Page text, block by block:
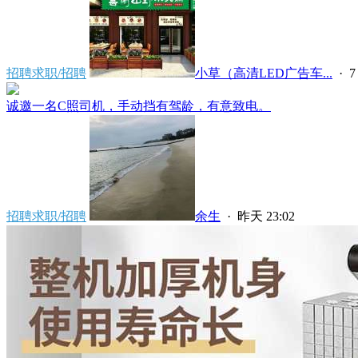
招聘求职/招聘 小草（高清LED广告车... ·
诚邀一名C照司机，手动挡有驾龄，有意致电。
招聘求职/招聘 余生 · 昨天 23:02